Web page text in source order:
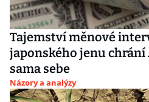
Tajemství měnové
japonského jenu
sama sebe
Názory a analýzy